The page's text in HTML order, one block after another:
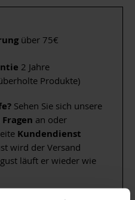
über 75€
2 Jahre
Produkte)
Sehen Sie sich unsere
an oder
Kundendienst
wird der Versand
läuft er wieder wie